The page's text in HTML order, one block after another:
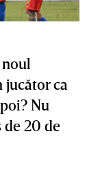
jucător ca
Nu
20 de